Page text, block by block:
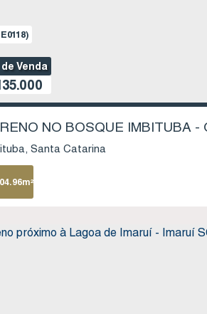
Venda
Santa Catarina
.96m²